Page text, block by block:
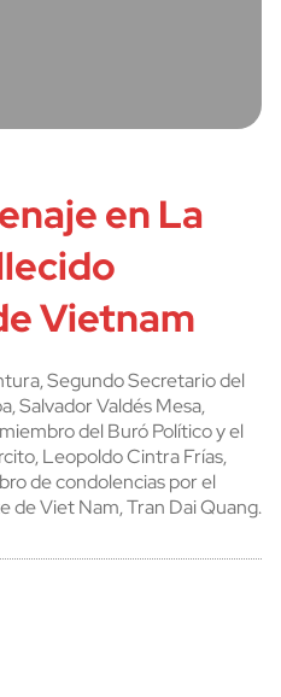
en La
Vietnam
Segundo Secretario del
Salvador Valdés Mesa,
del Buró Político y el
Leopoldo Cintra Frías,
de condolencias por el
de Viet Nam, Tran Dai Quang.